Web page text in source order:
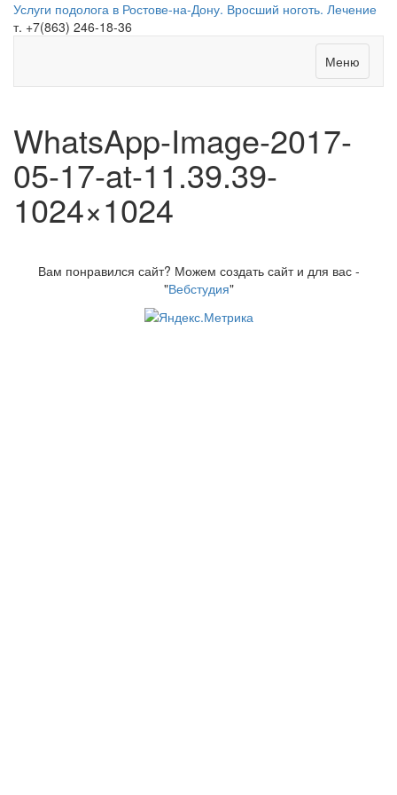
Услуги подолога в Ростове-на-Дону. Вросший ноготь. Лечение
т. +7(863) 246-18-36
Меню
WhatsApp-Image-2017-
05-17-at-11.39.39-
1024×1024
Вам понравился сайт? Можем создать сайт и для вас -
"Вебстудия"